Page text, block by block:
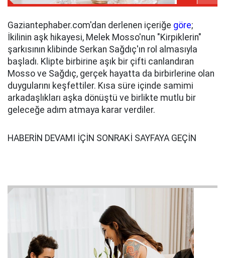
Gaziantephaber.com'dan derlenen içeriğe göre;
İkilinin aşk hikayesi, Melek Mosso'nun "Kirpiklerin"
şarkısının klibinde Serkan Sağdıç'ın rol almasıyla
başladı. Klipte birbirine aşık bir çifti canlandıran
Mosso ve Sağdıç, gerçek hayatta da birbirlerine olan
duygularını keşfettiler. Kısa süre içinde samimi
arkadaşlıkları aşka dönüştü ve birlikte mutlu bir
geleceğe adım atmaya karar verdiler.
HABERİN DEVAMI İÇİN SONRAKİ SAYFAYA GEÇİN